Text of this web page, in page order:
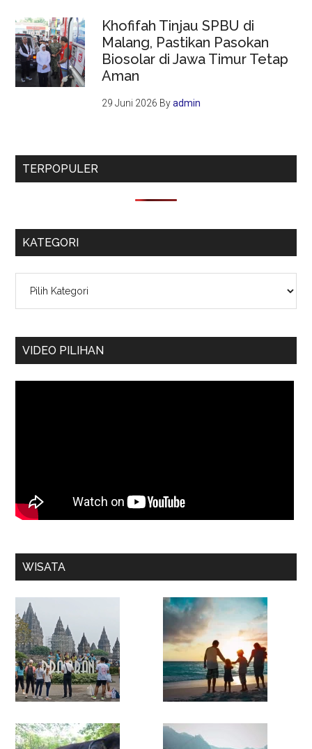
Khofifah Tinjau SPBU di
Malang, Pastikan Pasokan
Biosolar di Jawa Timur Tetap
Aman
29 Juni 2026 Byadmin
TERPOPULER
KATEGORI
VIDEO PILIHAN
WISATA